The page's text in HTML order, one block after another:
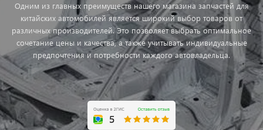
Одним из главных преимуществ нашего магазина запчастей для
китайских автомобилей является широкий выбор товаров от
различных производителей. Это позволяет выбрать оптимальное
сочетание цены и качества, а также учитывать индивидуальные
предпочтения и потребности каждого автовладельца.